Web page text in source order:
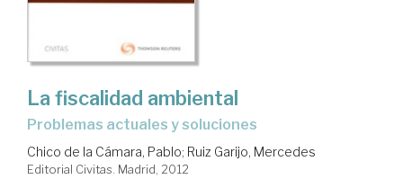
La fiscalidad ambiental
problemas actuales y soluciones
Chico de la Cámara, Pablo; Ruiz Garijo, Mercedes
Editorial Civitas. Madrid, 2012